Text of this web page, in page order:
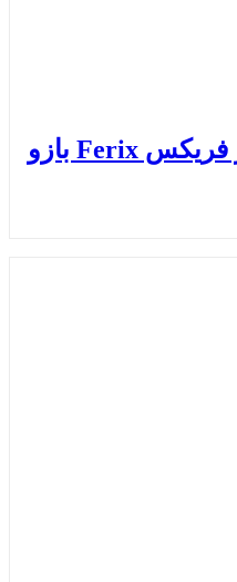
رادیوگرافی پایه دار فریکس Ferix بازو